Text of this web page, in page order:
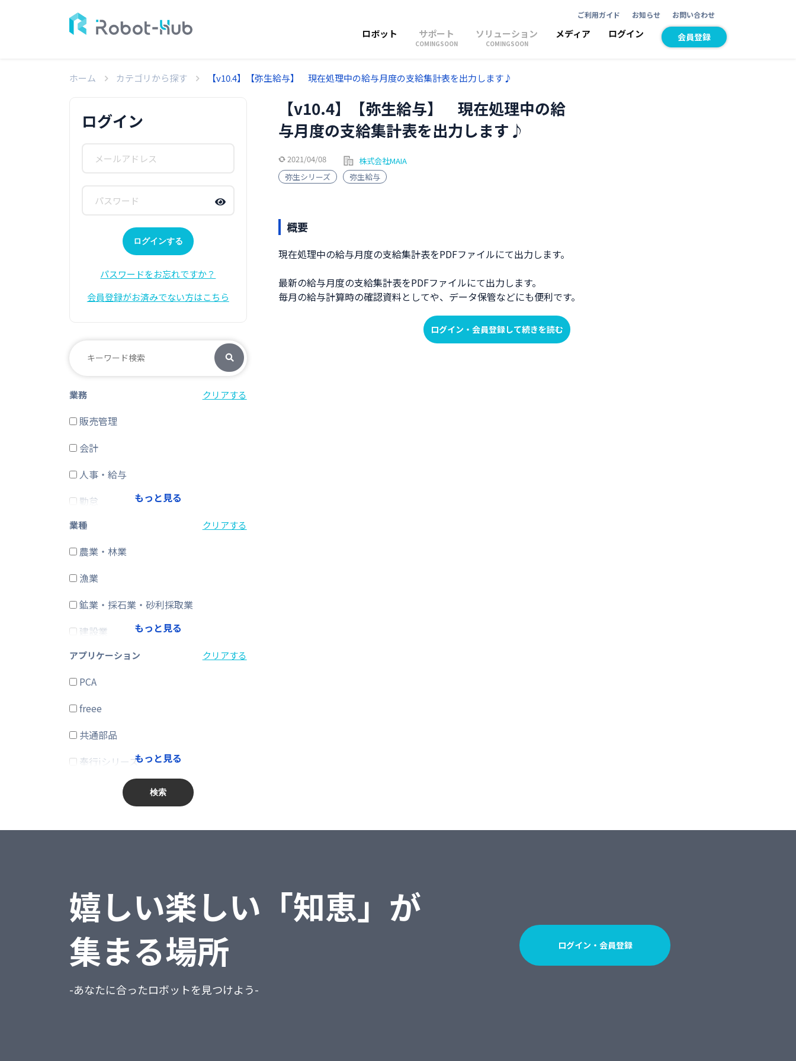
会員登録
ご利用ガイド お知らせ お問い合わせ
ロボット サポート
COMINGSOON
ソリューション
COMINGSOON
メディア ログイン
ホーム カテゴリから探す 【v10.4】【弥生給与】 現在処理中の給与月度の支給集計表を出力します♪
【v10.4】【弥生給与】 現在処理中の給
与月度の支給集計表を出力します♪
2021/04/08
株式会社MAIA
弥生シリーズ
弥生給与
概要
現在処理中の給与月度の支給集計表をPDFファイルにて出力します。
最新の給与月度の支給集計表をPDFファイルにて出力します。
毎月の給与計算時の確認資料としてや、データ保管などにも便利です。
ログイン・会員登録して続きを読む
ログイン
ログインする
パスワードをお忘れですか？
会員登録がお済みでない方はこちら
業務 クリアする
販売管理
会計
人事・給与
勤怠
経費精算
CRM・SFA
ERP
在庫購買
その他
もっと見る
業種 クリアする
農業・林業
漁業
鉱業・採石業・砂利採取業
建設業
製造業
電気・ガス・熱供給・水道業
情報通信業
運輸業、郵便業
卸売業、小売業
金融業、保険業
生活関連サービス業・娯楽業
教育、学習支援業
医療、福祉
もっと見る
アプリケーション クリアする
PCA
freee
共通部品
奉行iシリーズ
就業奉行
人事奉行
PCA商魂DX
もっと見る
検索
嬉しい楽しい「知恵」が
集まる場所
-あなたに合ったロボットを見つけよう-
ログイン・会員登録